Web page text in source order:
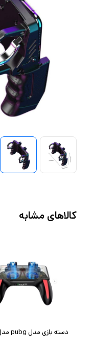
کالاهای مشابه
دسته بازی مدل pubg مدل H